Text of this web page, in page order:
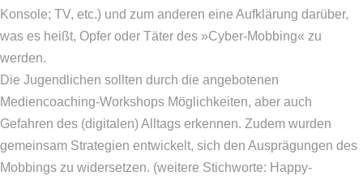
Konsole; TV, etc.) und zum anderen eine Aufklärung darüber,
was es heißt, Opfer oder Täter des »Cyber-Mobbing« zu
werden.
Die Jugendlichen sollten durch die angebotenen
Mediencoaching-Workshops Möglichkeiten, aber auch
Gefahren des (digitalen) Alltags erkennen. Zudem wurden
gemeinsam Strategien entwickelt, sich den Ausprägungen des
Mobbings zu widersetzen. (weitere Stichworte: Happy-